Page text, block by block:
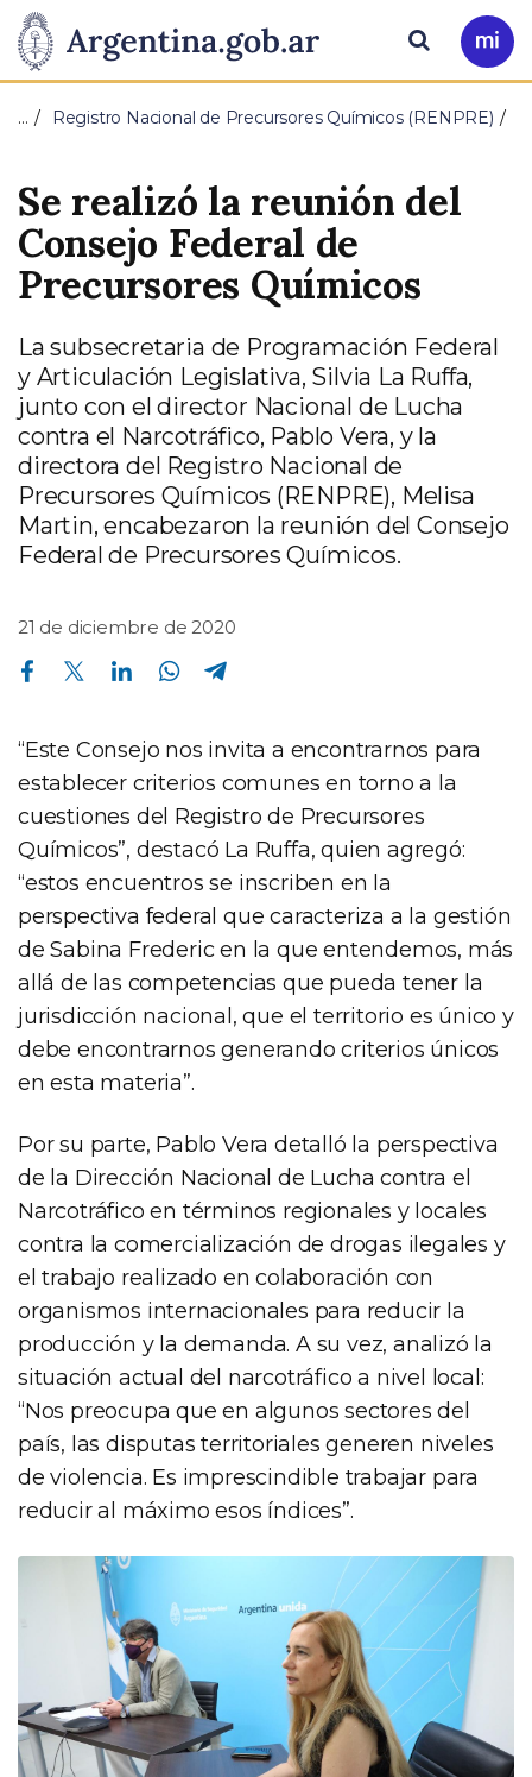
Presidencia
de
Nación
Pasar al contenido principal
Ir
a
Buscar
… Registro Nacional de Precursores Químicos (RENPRE)
Se realizó la reunión del
Consejo Federal de
Precursores Químicos
La subsecretaria de Programación Federal
y Articulación Legislativa, Silvia La Ruffa,
junto con el director Nacional de Lucha
contra el Narcotráfico, Pablo Vera, y la
directora del Registro Nacional de
Precursores Químicos (RENPRE), Melisa
Martin, encabezaron la reunión del Consejo
Federal de Precursores Químicos.
21 de diciembre de 2020
Compartir en Facebook Compartir en Twitter Compartir en Linkedin Compartir en Whatsapp
“Este Consejo nos invita a encontrarnos para
establecer criterios comunes en torno a la
cuestiones del Registro de Precursores
Químicos”, destacó La Ruffa, quien agregó:
“estos encuentros se inscriben en la
perspectiva federal que caracteriza a la gestión
de Sabina Frederic en la que entendemos, más
allá de las competencias que pueda tener la
jurisdicción nacional, que el territorio es único y
debe encontrarnos generando criterios únicos
en esta materia”.
Por su parte, Pablo Vera detalló la perspectiva
de la Dirección Nacional de Lucha contra el
Narcotráfico en términos regionales y locales
contra la comercialización de drogas ilegales y
el trabajo realizado en colaboración con
organismos internacionales para reducir la
producción y la demanda. A su vez, analizó la
situación actual del narcotráfico a nivel local:
“Nos preocupa que en algunos sectores del
país, las disputas territoriales generen niveles
de violencia. Es imprescindible trabajar para
reducir al máximo esos índices”.